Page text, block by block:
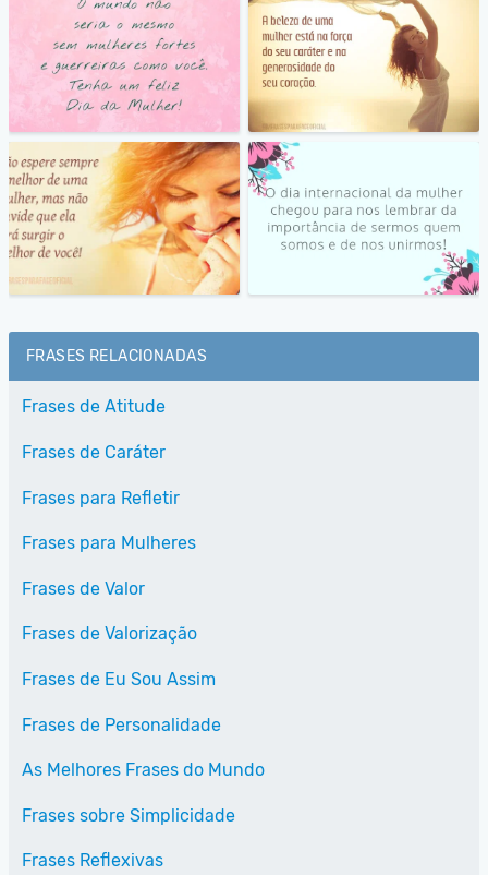
FRASES RELACIONADAS
Frases de Atitude
Frases de Caráter
Frases para Refletir
Frases para Mulheres
Frases de Valor
Frases de Valorização
Frases de Eu Sou Assim
Frases de Personalidade
As Melhores Frases do Mundo
Frases sobre Simplicidade
Frases Reflexivas